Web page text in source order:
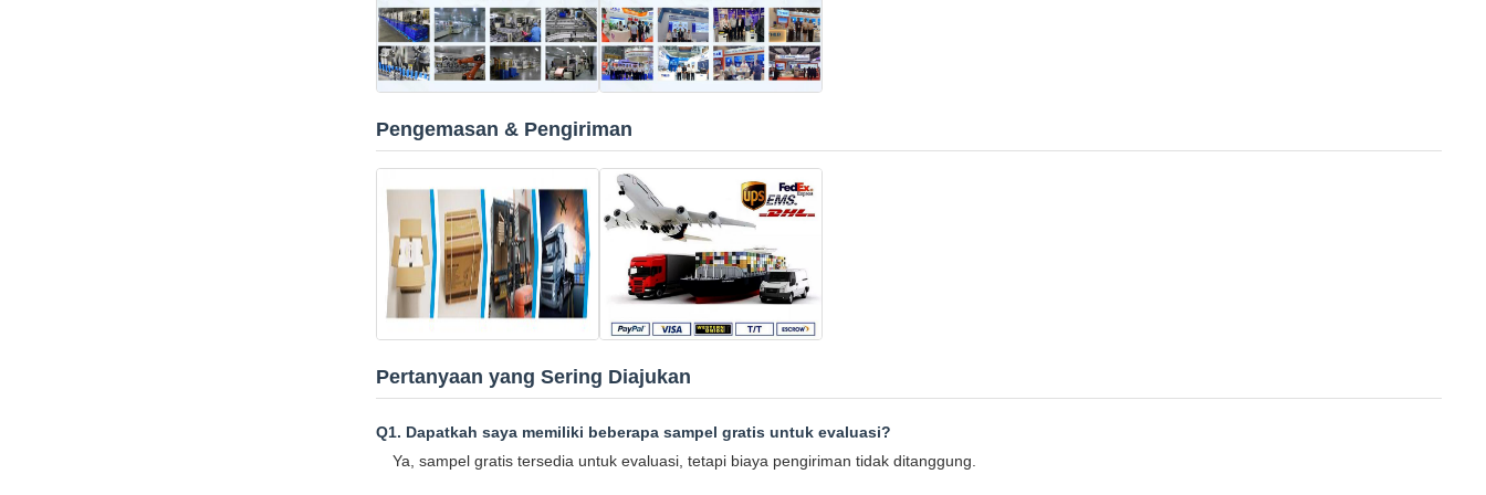
Pengemasan & Pengiriman
Pertanyaan yang Sering Diajukan
Q1. Dapatkah saya memiliki beberapa sampel gratis untuk evaluasi?
Ya, sampel gratis tersedia untuk evaluasi, tetapi biaya pengiriman tidak ditanggung.